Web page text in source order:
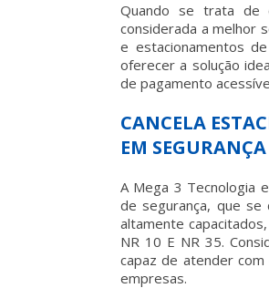
Quando se trata de
considerada a melhor
e estacionamentos
oferecer a solução
de pagamento
CANCELA
EM SEGURANÇA
A Mega 3 Tecnologia
de segurança, que se
altamente
NR 10 E NR 35.
capaz de atender
empresas.